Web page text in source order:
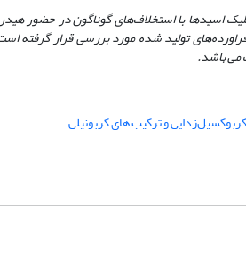
اسیدهابا استخلاف‌های گوناگون در حضور
تولید شده مورد بررسی قرار گرفته
می‌ باشد.
و ترکیب های کربونیلی